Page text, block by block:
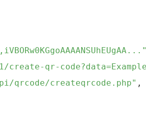
qr-
createqrcode.php" ,